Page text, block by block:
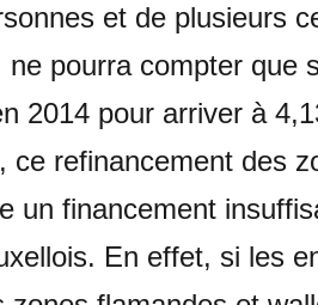
et de plusieurs
ne pourra compter que
2014 pour arriver à
ce refinancement des
un financement
En effet, si les